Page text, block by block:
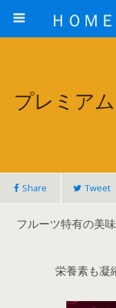
プレミア
Share Tweet
フルーツ特有の美
栄養素も凝